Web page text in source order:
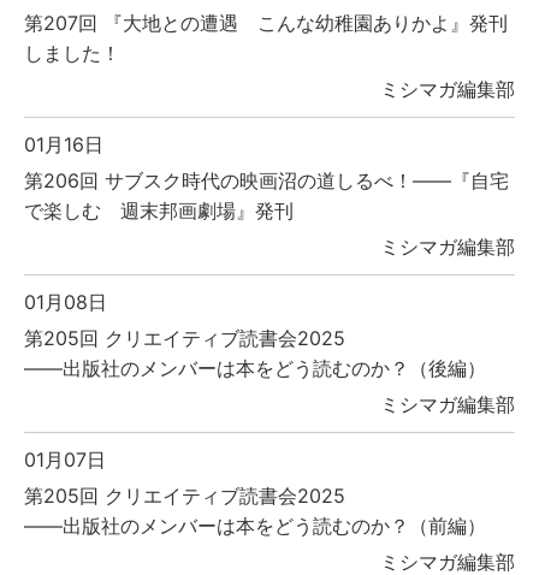
第207回 『大地との遭遇 こんな幼稚園ありかよ』発刊
しました！
ミシマガ編集部
01月16日
第206回 サブスク時代の映画沼の道しるべ！――『自宅
で楽しむ 週末邦画劇場』発刊
ミシマガ編集部
01月08日
第205回 クリエイティブ読書会2025
――出版社のメンバーは本をどう読むのか？（後編）
ミシマガ編集部
01月07日
第205回 クリエイティブ読書会2025
――出版社のメンバーは本をどう読むのか？（前編）
ミシマガ編集部